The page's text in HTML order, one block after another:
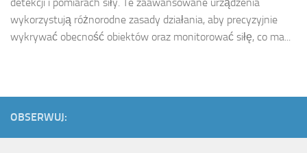
detekcji i pomiarach siły. Te zaawansowane urządzenia
wykorzystują różnorodne zasady działania, aby precyzyjnie
wykrywać obecność obiektów oraz monitorować siłę, co ma...
OBSERWUJ: